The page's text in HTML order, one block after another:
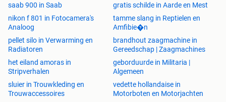
saab 900 in Saab
gratis schilde in Aarde en Mest
nikon f 801 in Fotocamera's
Analoog
tamme slang in Reptielen en
Amfibie�n
pellet silo in Verwarming en
Radiatoren
brandhout zaagmachine in
Gereedschap | Zaagmachines
het eiland amoras in
Stripverhalen
geborduurde in Militaria |
Algemeen
sluier in Trouwkleding en
Trouwaccessoires
vedette hollandaise in
Motorboten en Motorjachten